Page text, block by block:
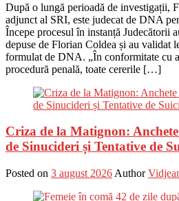
După o lungă perioadă de investigații,
adjunct al SRI, este judecat de DNA
Începe procesul în instanță Judecătorii
depuse de Florian Coldea și au validat
formulat de DNA. „În conformitate cu
procedură penală, toate cererile […]
Criza de la Matignon:
de Sinucideri și Tentative de
Posted on 3 august 2026 Author